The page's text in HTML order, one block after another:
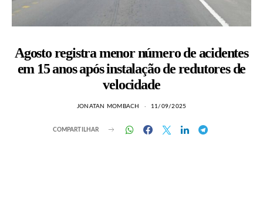
Agosto registra menor número de acidentes
em 15 anos após instalação de redutores de
velocidade
JONATAN MOMBACH 11/09/2025
COMPARTILHAR